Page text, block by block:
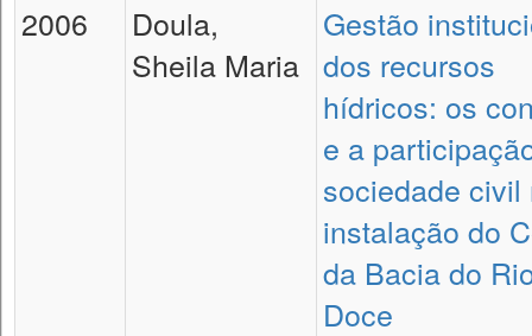
2006
Doula,
Sheila Maria
Gestão
dos recursos
hídricos: os
e a
sociedade civil
instalação do
da Bacia do
Doce